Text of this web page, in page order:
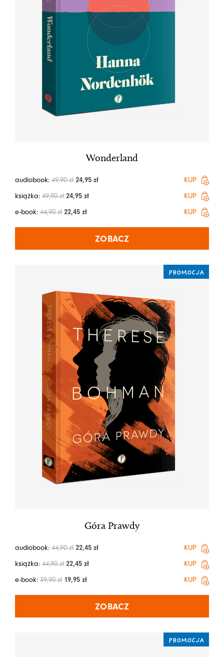
Wonderland
audiobook: 49,90zł 24,95 zł
KUP
książka: 49,90zł 24,95 zł
KUP
e-book: 44,90zł 22,45 zł KUP
ZOBACZ
PROMOCJA
Góra Prawdy
audiobook: 44,90zł 22,45 zł
KUP
książka: 44,90zł 22,45 zł
KUP
e-book: 39,90zł 19,95 zł KUP
ZOBACZ
PROMOCJA